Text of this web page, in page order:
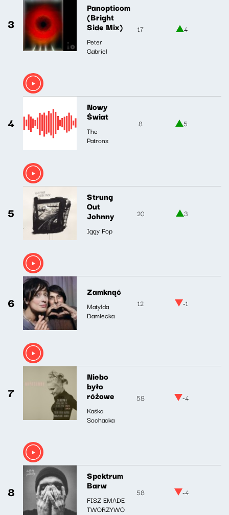
3
Panopticom
(Bright
Side Mix)
Peter
Gabriel
17 4
4
Nowy
Świat
The
Patrons
8 5
5
Strung
Out
Johnny
Iggy Pop
20 3
6
Zamknąć
Matylda
Damiecka
12 -1
7
Niebo
było
różowe
Kaśka
Sochacka
58 -4
8
Spektrum
Barw
FISZ EMADE
TWORZYWO
58 -4